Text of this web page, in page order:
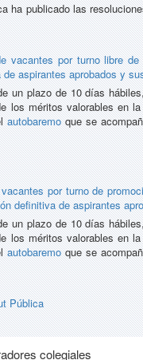
ha publicado las
vacantes por turno libre
aspirantes aprobados y
un plazo de 10 días
los méritos valorables en
autobaremoque se
por turno de
definitiva de aspirantes
un plazo de 10 días
los méritos valorables en
autobaremoque se
Pública
colegiales